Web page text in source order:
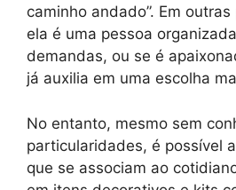
caminho andado”. Em
ela é uma pessoa
demandas, ou se é
já auxilia em uma escolha
No entanto, mesmo sem
particularidades, é possível
que se associam ao